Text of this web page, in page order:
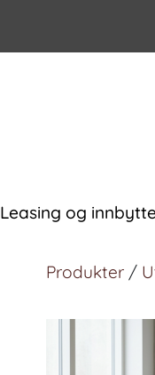
Leasing og innbytte
Produkter /